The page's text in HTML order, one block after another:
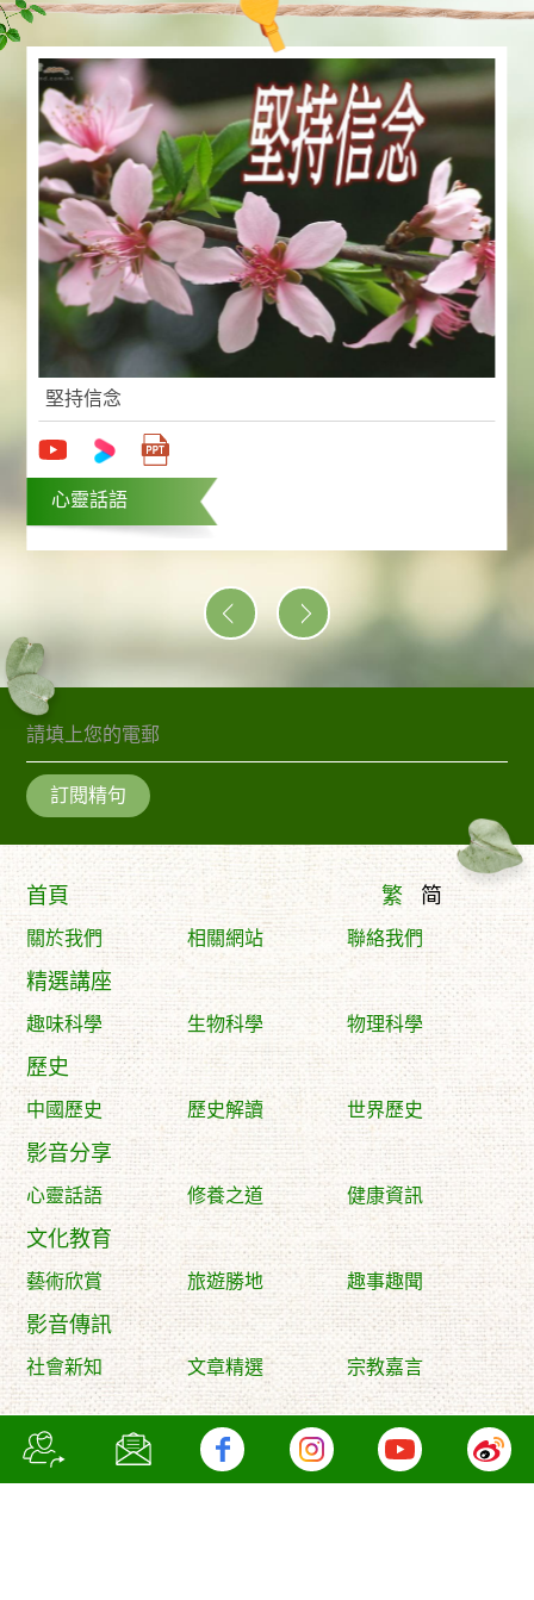
訂閱精句
首頁 简
繁
關於我們 相關網站 聯絡我們
精選講座
趣味科學 生物科學 物理科學
歷史
中國歷史 歷史解讀 世界歷史
影音分享
心靈話語 修養之道 健康資訊
文化教育
藝術欣賞 旅遊勝地 趣事趣聞
影音傳訊
社會新知 文章精選 宗教嘉言
Copyright © 2009 to 2026 Wise Ocean International Company
Limited. All Rights Reserved. I
Designed by YSD